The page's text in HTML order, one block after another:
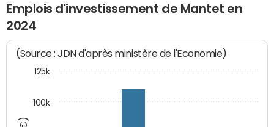
Emplois d'investissement de Mantet en
2024
(Source : JDN d'après ministère de l'Economie)
100k
125k